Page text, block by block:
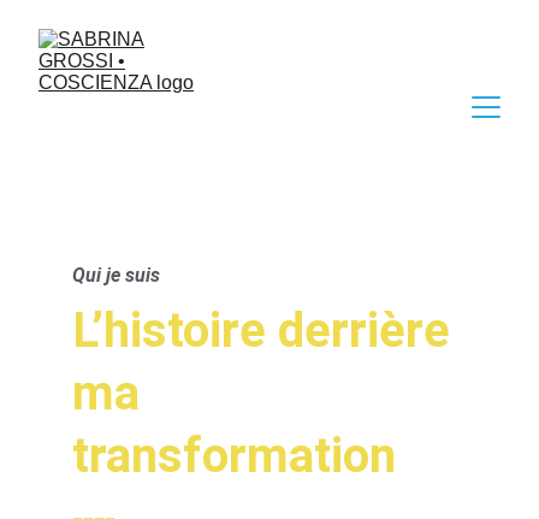
Qui je suis
L’histoire derrière
ma
transformation